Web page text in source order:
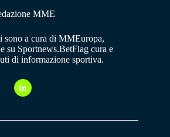
MME
sono a cura di MMEuropa,
su Sportnews.BetFlag cura e
di informazione sportiva.